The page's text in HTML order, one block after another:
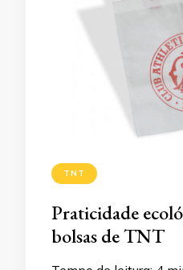
TNT
Praticidade
bolsas de TNT